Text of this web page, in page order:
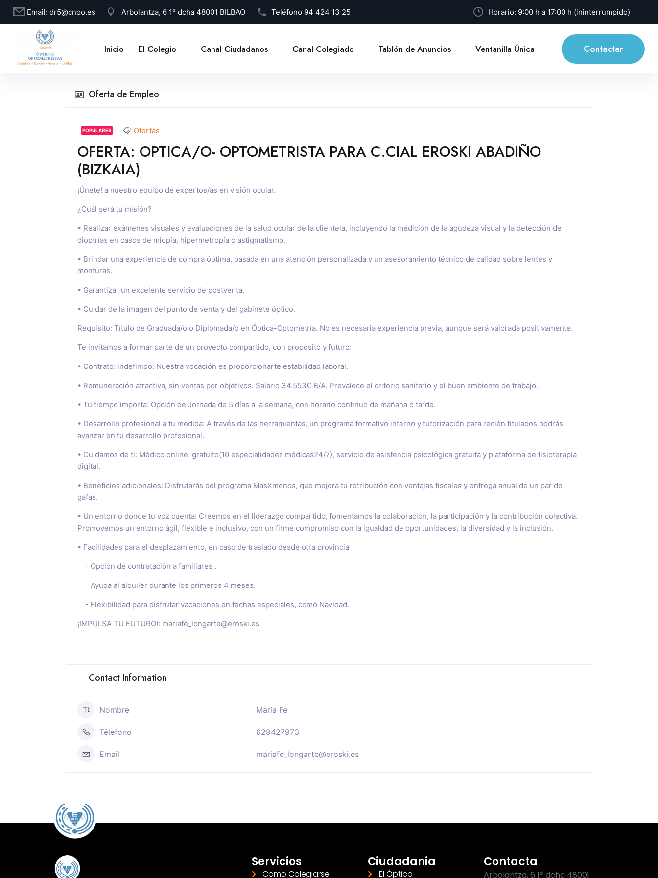
Email: dr5@cnoo.es Arbolantza, 6 1º dcha 48001 BILBAO Teléfono 94 424 13 25 Horario: 9:00 h a 17:00 h (ininterrumpido)
Inicio El Colegio Canal Ciudadanos Canal Colegiado Tablón de Anuncios Ventanilla Única Contactar
Oferta de Empleo
POPULARES Ofertas
OFERTA: OPTICA/O- OPTOMETRISTA PARA C.CIAL EROSKI ABADIÑO
(BIZKAIA)
¡Únete! a nuestro equipo de expertos/as en visión ocular.
¿Cuál será tu misión?
• Realizar exámenes visuales y evaluaciones de la salud ocular de la clientela, incluyendo la medición de la agudeza visual y la detección de
dioptrías en casos de miopía, hipermetropía o astigmatismo.
• Brindar una experiencia de compra óptima, basada en una atención personalizada y un asesoramiento técnico de calidad sobre lentes y
monturas.
• Garantizar un excelente servicio de postventa.
• Cuidar de la imagen del punto de venta y del gabinete óptico.
Requisito: Título de Graduada/o o Diplomada/o en Óptica-Optometría. No es necesaria experiencia previa, aunque será valorada positivamente.
Te invitamos a formar parte de un proyecto compartido, con propósito y futuro:
• Contrato: indefinido: Nuestra vocación es proporcionarte estabilidad laboral.
• Remuneración atractiva, sin ventas por objetivos. Salario 34.553€ B/A. Prevalece el criterio sanitario y el buen ambiente de trabajo.
• Tu tiempo importa: Opción de Jornada de 5 días a la semana, con horario continuo de mañana o tarde.
• Desarrollo profesional a tu medida: A través de las herramientas, un programa formativo interno y tutorización para recién titulados podrás
avanzar en tu desarrollo profesional.
• Cuidamos de ti: Médico online gratuito(10 especialidades médicas24/7), servicio de asistencia psicológica gratuita y plataforma de fisioterapia
digital.
• Beneficios adicionales: Disfrutarás del programa MasXmenos, que mejora tu retribución con ventajas fiscales y entrega anual de un par de
gafas.
• Un entorno donde tu voz cuenta: Creemos en el liderazgo compartido, fomentamos la colaboración, la participación y la contribución colectiva.
Promovemos un entorno ágil, flexible e inclusivo, con un firme compromiso con la igualdad de oportunidades, la diversidad y la inclusión.
• Facilidades para el desplazamiento, en caso de traslado desde otra provincia
- Opción de contratación a familiares .
- Ayuda al alquiler durante los primeros 4 meses.
- Flexibilidad para disfrutar vacaciones en fechas especiales, como Navidad.
¡IMPULSA TU FUTURO!: mariafe_longarte@eroski.es
Contact Information
Nombre María Fe
Télefono 629427973
Email mariafe_longarte@eroski.es
Servicios
Como Colegiarse
Ciudadania
El Óptico
Contacta
Arbolantza, 6 1º dcha 48001